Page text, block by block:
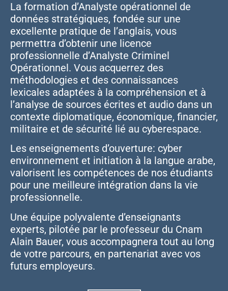
La formation d’Analyste opérationnel de
données stratégiques, fondée sur une
excellente pratique de l’anglais, vous
permettra d’obtenir une licence
professionnelle d’Analyste Criminel
Opérationnel. Vous acquerrez des
méthodologies et des connaissances
lexicales adaptées à la compréhension et à
l’analyse de sources écrites et audio dans un
contexte diplomatique, économique, financier,
militaire et de sécurité lié au cyberespace.
Les enseignements d’ouverture: cyber
environnement et initiation à la langue arabe,
valorisent les compétences de nos étudiants
pour une meilleure intégration dans la vie
professionnelle.
Une équipe polyvalente d’enseignants
experts, pilotée par le professeur du Cnam
Alain Bauer, vous accompagnera tout au long
de votre parcours, en partenariat avec vos
futurs employeurs.